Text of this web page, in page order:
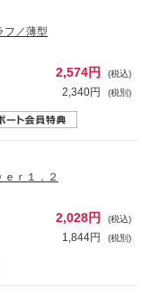
フ／薄型
2,574円 (税込)
2,340円 (税別)
ｒ１．２
2,028円 (税込)
1,844円 (税別)